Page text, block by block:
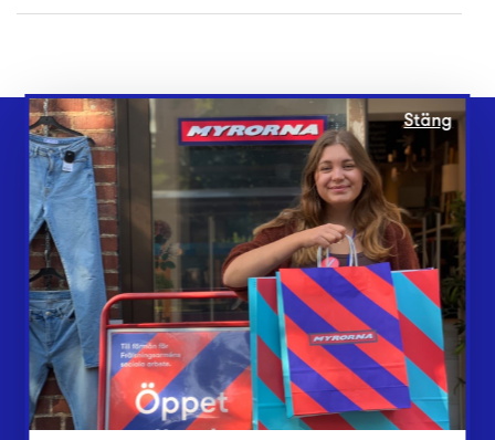
Webbshop
Butiker
Lämna in
Vårt överskott
Inlämningsplatser
Om Myrorna
Lediga jobb
Pressrum
Stäng